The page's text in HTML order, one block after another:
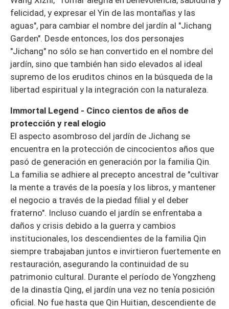
felicidad, y expresar el Yin de las montañas y las
aguas", para cambiar el nombre del jardín al "Jichang
Garden". Desde entonces, los dos personajes
"Jichang" no sólo se han convertido en el nombre del
jardín, sino que también han sido elevados al ideal
supremo de los eruditos chinos en la búsqueda de la
libertad espiritual y la integración con la naturaleza.
Immortal Legend - Cinco cientos de años de
protección y real elogio
El aspecto asombroso del jardín de Jichang se
encuentra en la protección de cincocientos años que
pasó de generación en generación por la familia Qin.
La familia se adhiere al precepto ancestral de "cultivar
la mente a través de la poesía y los libros, y mantener
el negocio a través de la piedad filial y el deber
fraterno". Incluso cuando el jardín se enfrentaba a
daños y crisis debido a la guerra y cambios
institucionales, los descendientes de la familia Qin
siempre trabajaban juntos e invirtieron fuertemente en
restauración, asegurando la continuidad de su
patrimonio cultural. Durante el período de Yongzheng
de la dinastía Qing, el jardín una vez no tenía posición
oficial. No fue hasta que Qin Huitian, descendiente de